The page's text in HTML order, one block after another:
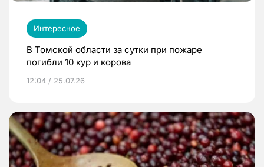
Интересное
В Томской области за сутки при пожаре
погибли 10 кур и корова
12:04 / 25.07.26